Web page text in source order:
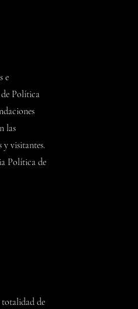
e
Política
las
y visitantes.
Política de
de